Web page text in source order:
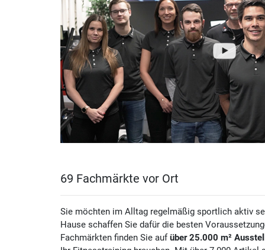
Fitshop in Düsseldorf
Worringer Str. 35
40211 Düsseldorf
Heute ab 10:00 Uhr geöffnet
Fitshop in Duisburg
Auf der Höhe 49
47059 Duisburg
Heute ab 10:00 Uhr geöffnet
Fitshop in Essen
Frohnhauser Str. 65
45127 Essen
Heute ab 10:00 Uhr geöffnet
69 Fachmärkte vor Ort
Sie möchten im Alltag regelmäßig sportlich aktiv
Hause schaffen Sie dafür die besten
Fachmärkten finden Sie auf über 25.000 m²